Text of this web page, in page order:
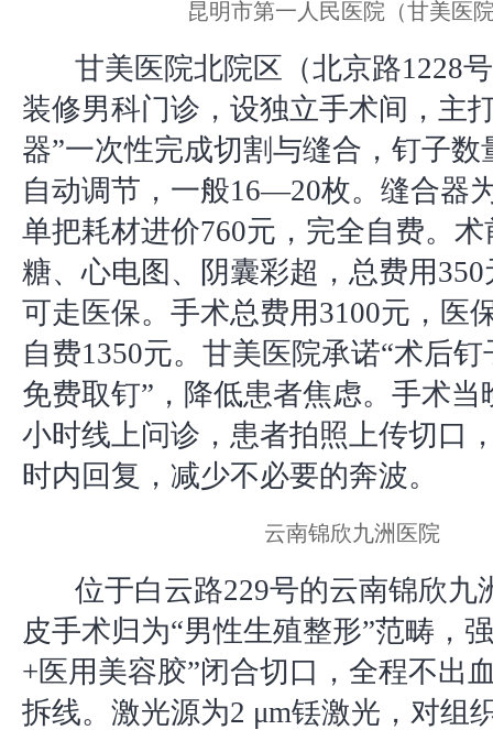
昆明市第一人民医院（甘美医
甘美医院北院区（北京路1228
装修男科门诊，设独立手术间，主
器”一次性完成切割与缝合，钉子数
自动调节，一般16—20枚。缝合器
单把耗材进价760元，完全自费。
糖、心电图、阴囊彩超，总费用
可走医保。手术总费用3100元，医
自费1350元。甘美医院承诺“术后
免费取钉”，降低患者焦虑。手术当
小时线上问诊，患者拍照上传切口
时内回复，减少不必要的奔波。
云南锦欣九洲医院
位于白云路229号的云南锦欣九
皮手术归为“男性生殖整形”范畴，
+医用美容胶”闭合切口，全程不出
拆线。激光源为2 μm铥激光，对组